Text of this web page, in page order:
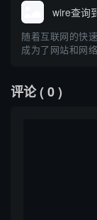
群”这样的社区组
群体资源、技术
相关域名，成为
话题。本文将介绍
随着互联网的快
成为了网站和网
具或关键词，帮助
定的域名及其相
评论( 0 )